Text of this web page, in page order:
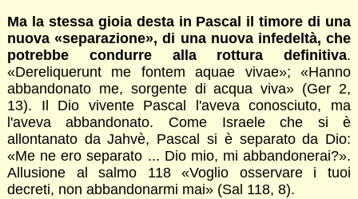
Ma la stessa gioia desta in Pascal il timore di una
nuova «separazione», di una nuova infedeltà, che
potrebbe condurre alla rottura definitiva.
«Dereliquerunt me fontem aquae vivae»; «Hanno
abbandonato me, sorgente di acqua viva» (Ger 2,
13). Il Dio vivente Pascal l'aveva conosciuto, ma
l'aveva abbandonato. Come Israele che si è
allontanato da Jahvè, Pascal si è separato da Dio:
«Me ne ero separato ... Dio mio, mi abbandonerai?».
Allusione al salmo 118 «Voglio osservare i tuoi
decreti, non abbandonarmi mai» (Sal 118, 8).